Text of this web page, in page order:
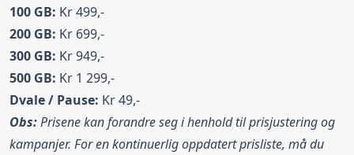
100 GB: Kr 499,-
200 GB: Kr 699,-
300 GB: Kr 949,-
500 GB: Kr 1 299,-
Dvale / Pause: Kr 49,-
Obs:Prisene kan forandre seg i henhold til prisjustering og
kampanjer. For en kontinuerlig oppdatert prisliste, må du